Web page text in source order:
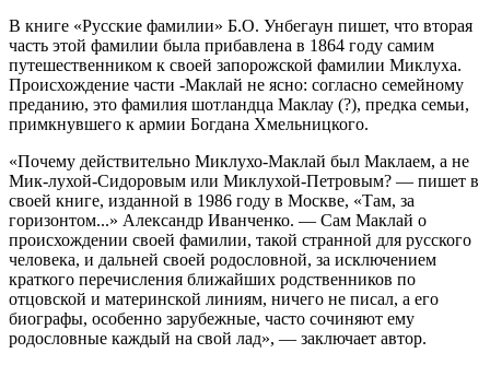
В книге «Русские фамилии» Б.О. Унбегаун пишет, что вторая
часть этой фамилии была прибавлена в 1864 году самим
путеше­ственником к своей запорожской фамилии Миклуха.
Происхожде­ние части -Маклай не ясно: согласно семейному
преданию, это фа­милия шотландца Маклау (?), предка семьи,
примкнувшего к армии Богдана Хмельницкого.
«Почему действительно Миклухо-Маклай был Маклаем, а не
Мик-лухой-Сидоровым или Миклухой-Петровым? — пишет в
своей книге, изданной в 1986 году в Москве, «Там, за
горизонтом...» Александр Иванченко. — Сам Маклай о
происхождении своей фамилии, такой странной для русского
человека, и дальней своей родословной, за исключением
краткого перечисления ближайших родственников по
отцовской и материнской линиям, ничего не писал, а его
биографы, особенно зарубежные, часто сочиняют ему
родословные каждый на свой лад», — заключает автор.